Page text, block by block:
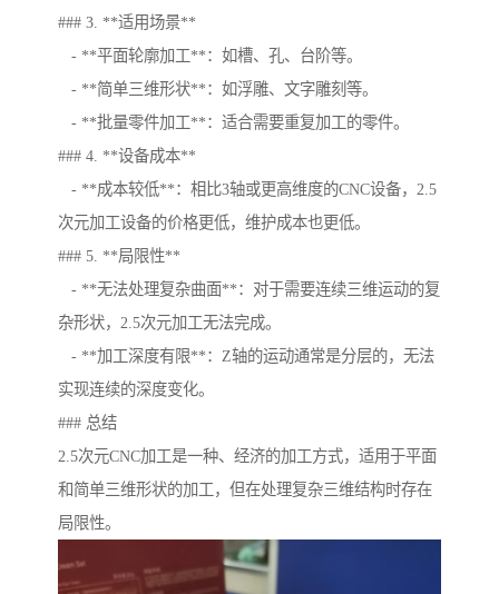
### 3. **适用场景**
- **平面轮廓加工**：如槽、孔、台阶等。
- **简单三维形状**：如浮雕、文字雕刻等。
- **批量零件加工**：适合需要重复加工的零件。
### 4. **设备成本**
- **成本较低**：相比3轴或更高维度的CNC设备，2.5
次元加工设备的价格更低，维护成本也更低。
### 5. **局限性**
- **无法处理复杂曲面**：对于需要连续三维运动的复
杂形状，2.5次元加工无法完成。
- **加工深度有限**：Z轴的运动通常是分层的，无法
实现连续的深度变化。
### 总结
2.5次元CNC加工是一种、经济的加工方式，适用于平面
和简单三维形状的加工，但在处理复杂三维结构时存在
局限性。